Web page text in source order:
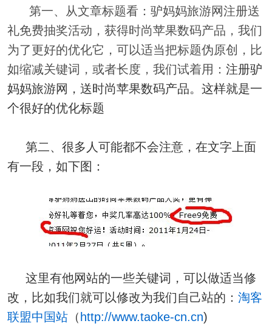
第一、从文章标题看：驴妈妈旅游网注册送
礼免费抽奖活动，获得时尚苹果数码产品，我们
为了更好的优化它，可以适当把标题伪原创，比
如缩减关键词，或者长度，我们试着用： 注册驴
妈妈旅游网，送时尚苹果数码产品。这样就是一
个很好的优化标题
第二、很多人可能都不会注意，在文字上面
有一段，如下图：
这里有他网站的一些关键词，可以做适当修
改，比如我们就可以修改为我们自己站的： 淘客
联盟中国站（ http://www.taoke-cn.cn)